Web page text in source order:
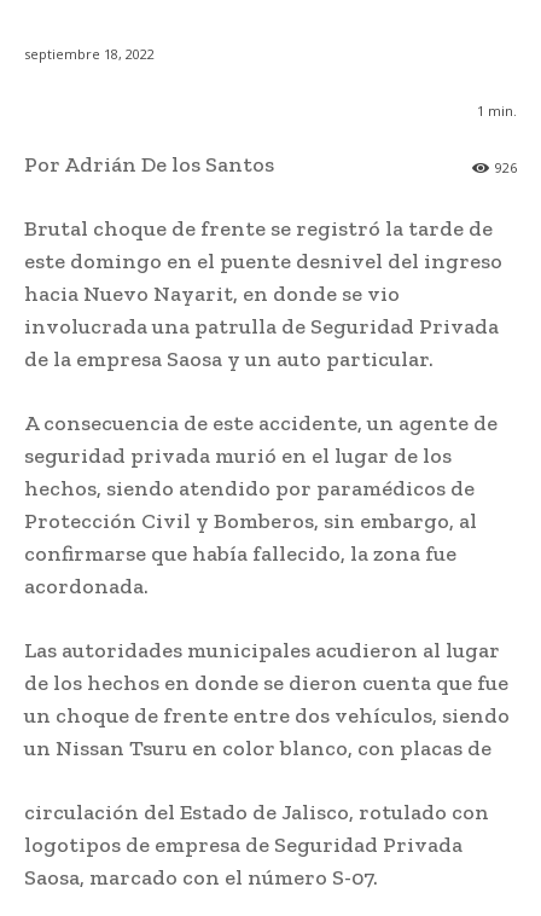
septiembre 18, 2022
1 min.
926
Por Adrián De los Santos
Brutal choque de frente se registró la tarde de
este domingo en el puente desnivel del ingreso
hacia Nuevo Nayarit, en donde se vio
involucrada una patrulla de Seguridad Privada
de la empresa Saosa y un auto particular.
A consecuencia de este accidente, un agente de
seguridad privada murió en el lugar de los
hechos, siendo atendido por paramédicos de
Protección Civil y Bomberos, sin embargo, al
confirmarse que había fallecido, la zona fue
acordonada.
Las autoridades municipales acudieron al lugar
de los hechos en donde se dieron cuenta que fue
un choque de frente entre dos vehículos, siendo
un Nissan Tsuru en color blanco, con placas de
circulación del Estado de Jalisco, rotulado con
logotipos de empresa de Seguridad Privada
Saosa, marcado con el número S-07.